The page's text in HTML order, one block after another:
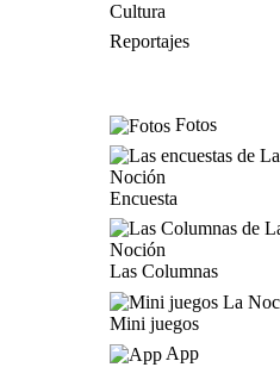
Cultura
Reportajes
Fotos
Encuesta
Las Columnas
Mini juegos
App